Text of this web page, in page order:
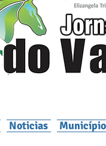
Noticias